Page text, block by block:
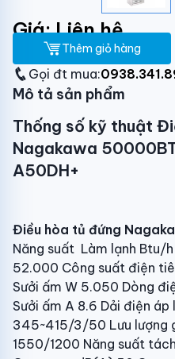
Giá: Liên hệ
Thêm giỏ hàng
Gọi đt mua:
Mô tả sản phẩm
Thống số kỹ thuật
Nagakawa
A50DH+
Điều hòa tủ đứng
Năng suất Làm lạnh Btu/
52.000 Công suất điện
Sưởi ấm W 5.050 Dòng
Sưởi ấm A 8.6 Dải điện
345~415/3/50 Lưu lượng
1550/1200 Năng suất